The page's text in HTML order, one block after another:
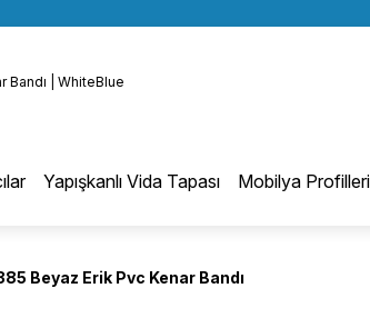
KARGO BEDAVA!
SEÇENEĞİ
Yapışkanlı Vida Tapası Mobilya Profilleri
Beyaz Erik Pvc Kenar Bandı